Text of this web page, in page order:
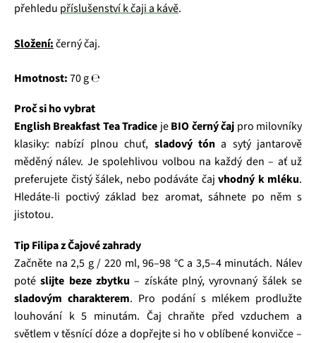
přehledu příslušenství k čaji a kávě.
Složení:černý čaj.
Hmotnost:70 g ℮
Proč si ho vybrat
English Breakfast Tea Tradice jeBIO černý čaj pro milovníky
klasiky: nabízí plnou chuť, sladový tóna sytý jantarově
měděný nálev. Je spolehlivou volbou na každý den – ať už
preferujete čistý šálek, nebo podáváte čaj vhodný k mléku.
Hledáte‑li poctivý základ bez aromat, sáhnete po něm s
jistotou.
Tip Filipa z Čajové zahrady
Začněte na 2,5 g / 220 ml, 96–98 °C a 3,5–4 minutách. Nálev
potéslijte beze zbytku – získáte plný, vyrovnaný šálek se
sladovým charakterem. Pro podání s mlékem prodlužte
louhování k 5 minutám. Čaj chraňte před vzduchem a
světlem v těsnící dóze a dopřejte si ho v oblíbené konvičce –